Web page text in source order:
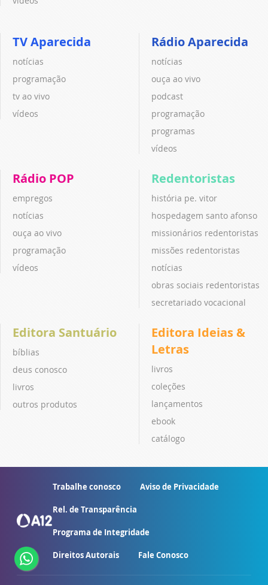
TV Aparecida
notícias
programação
tv ao vivo
vídeos
Rádio Aparecida
notícias
ouça ao vivo
podcast
programação
programas
vídeos
Rádio POP
empregos
notícias
ouça ao vivo
programação
vídeos
Redentoristas
história pe. vitor
hospedagem santo afonso
missionários redentoristas
missões redentoristas
notícias
obras sociais redentoristas
secretariado vocacional
Editora Santuário
bíblias
deus conosco
livros
outros produtos
Editora Ideias &
Letras
livros
coleções
lançamentos
ebook
catálogo
Trabalhe conosco Aviso de Privacidade
Rel. de Transparência
Programa de Integridade
Direitos Autorais Fale Conosco